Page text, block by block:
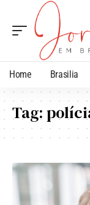
Home Brasilia
Tag: